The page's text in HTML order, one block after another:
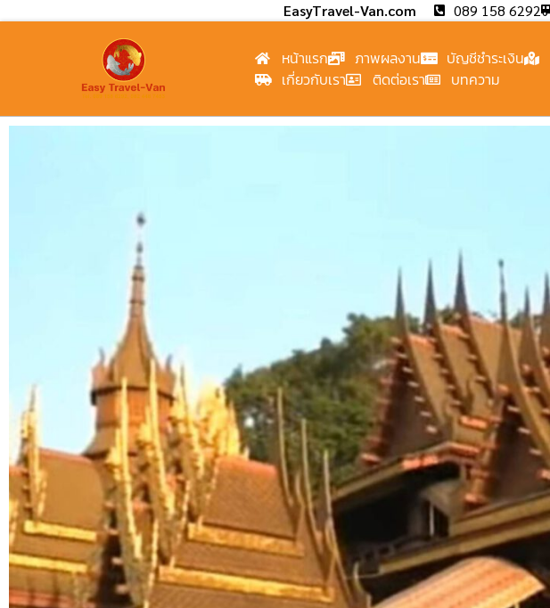
EasyTravel-Van.com 089 158 6292
หน้าแรก ภาพผลงาน บัญชีชำระเงิน
เกี่ยวกับเรา
ติดต่อเรา บทความ